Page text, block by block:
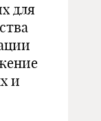
для
и